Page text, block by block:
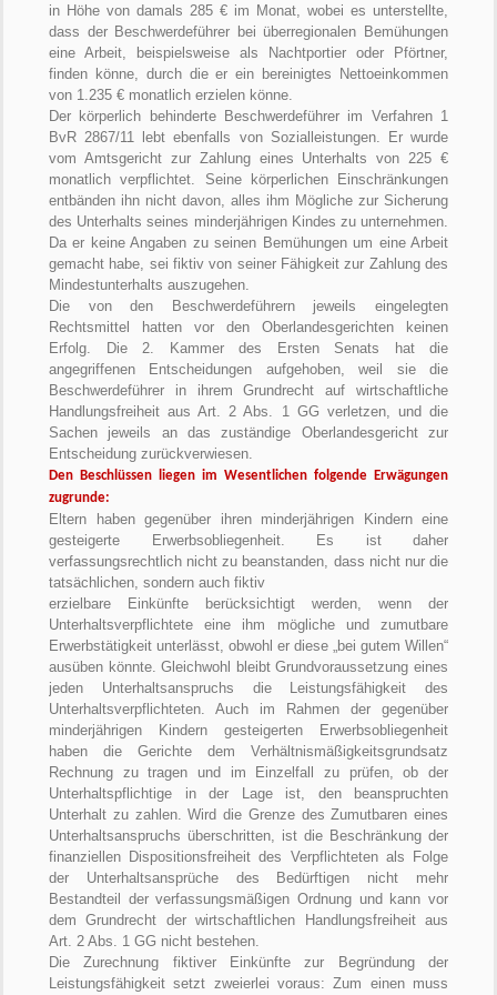
in Höhe von damals 285 € im Monat, wobei es unterstellte,
dass der Beschwerdeführer bei überregionalen Bemühungen
eine Arbeit, beispielsweise als Nachtportier oder Pförtner,
finden könne, durch die er ein bereinigtes Nettoeinkommen
von 1.235 € monatlich erzielen könne.
Der körperlich behinderte Beschwerdeführer im Verfahren 1
BvR 2867/11 lebt ebenfalls von Sozialleistungen. Er wurde
vom Amtsgericht zur Zahlung eines Unterhalts von 225 €
monatlich verpflichtet. Seine körperlichen Einschränkungen
entbänden ihn nicht davon, alles ihm Mögliche zur Sicherung
des Unterhalts seines minderjährigen Kindes zu unternehmen.
Da er keine Angaben zu seinen Bemühungen um eine Arbeit
gemacht habe, sei fiktiv von seiner Fähigkeit zur Zahlung des
Mindestunterhalts auszugehen.
Die von den Beschwerdeführern jeweils eingelegten
Rechtsmittel hatten vor den Oberlandesgerichten keinen
Erfolg. Die 2. Kammer des Ersten Senats hat die
angegriffenen Entscheidungen aufgehoben, weil sie die
Beschwerdeführer in ihrem Grundrecht auf wirtschaftliche
Handlungsfreiheit aus Art. 2 Abs. 1 GG verletzen, und die
Sachen jeweils an das zuständige Oberlandesgericht zur
Entscheidung zurückverwiesen.
Den Beschlüssen liegen im Wesentlichen folgende Erwägungen
zugrunde:
Eltern haben gegenüber ihren minderjährigen Kindern eine
gesteigerte Erwerbsobliegenheit. Es ist daher
verfassungsrechtlich nicht zu beanstanden, dass nicht nur die
tatsächlichen, sondern auch fiktiv
erzielbare Einkünfte berücksichtigt werden, wenn der
Unterhaltsverpflichtete eine ihm mögliche und zumutbare
Erwerbstätigkeit unterlässt, obwohl er diese „bei gutem Willen“
ausüben könnte. Gleichwohl bleibt Grundvoraussetzung eines
jeden Unterhaltsanspruchs die Leistungsfähigkeit des
Unterhaltsverpflichteten. Auch im Rahmen der gegenüber
minderjährigen Kindern gesteigerten Erwerbsobliegenheit
haben die Gerichte dem Verhältnismäßigkeitsgrundsatz
Rechnung zu tragen und im Einzelfall zu prüfen, ob der
Unterhaltspflichtige in der Lage ist, den beanspruchten
Unterhalt zu zahlen. Wird die Grenze des Zumutbaren eines
Unterhaltsanspruchs überschritten, ist die Beschränkung der
finanziellen Dispositionsfreiheit des Verpflichteten als Folge
der Unterhaltsansprüche des Bedürftigen nicht mehr
Bestandteil der verfassungsmäßigen Ordnung und kann vor
dem Grundrecht der wirtschaftlichen Handlungsfreiheit aus
Art. 2 Abs. 1 GG nicht bestehen.
Die Zurechnung fiktiver Einkünfte zur Begründung der
Leistungsfähigkeit setzt zweierlei voraus: Zum einen muss